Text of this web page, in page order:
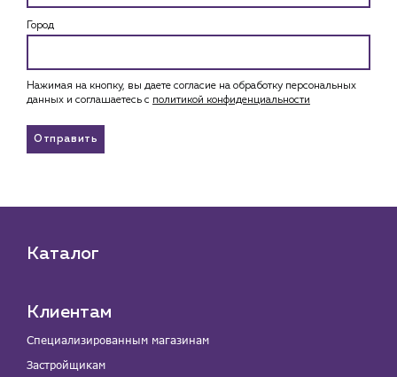
Город
Нажимая на кнопку, вы даете согласие на обработку персональных
данных и соглашаетесь c политикой конфиденциальности
Отправить
Каталог
Клиентам
Специализированным магазинам
Застройщикам